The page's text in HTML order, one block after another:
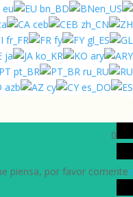
EU
BN
CA CEB
ZH
FR FY
GL
JA KO
ARY
PT PT_BR
RU
AZ CY ES
0
piensa, por favor comentex